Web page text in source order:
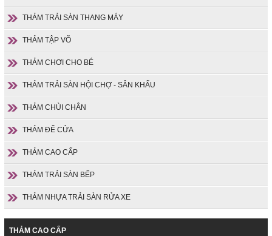
THẢM TRẢI SÀN THANG MÁY
THẢM TẬP VÕ
THẢM CHƠI CHO BÉ
THẢM TRẢI SÀN HỘI CHỢ - SÂN KHẤU
THẢM CHÙI CHÂN
THẢM ĐỂ CỬA
THẢM CAO CẤP
THẢM TRẢI SÀN BẾP
THẢM NHỰA TRẢI SÀN RỬA XE
THẢM CAO CẤP